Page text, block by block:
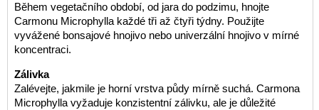
Během vegetačního období, od jara do podzimu, hnojte
Carmonu Microphylla každé tři až čtyři týdny. Použijte
vyvážené bonsajové hnojivo nebo univerzální hnojivo v mírné
koncentraci.
Zálivka
Zalévejte, jakmile je horní vrstva půdy mírně suchá. Carmona
Microphylla vyžaduje konzistentní zálivku, ale je důležité